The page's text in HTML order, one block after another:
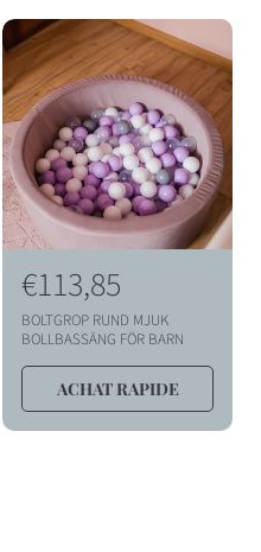
P
r
i
x
h
€113,85
BOLTGROP RUND MJUK
BOLLBASSÄNG FÖR BARN
ACHAT RAPIDE